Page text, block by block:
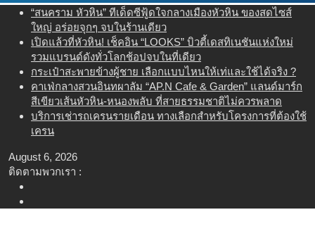
content
“สนคราม หัวหิน” ทีเด็ดซีฟู้ดใจกลางเมืองหัวหิน ของสดไซส์
ใหญ่ อร่อยจุกๆ จบในร้านเดียว
เปิดแล้วที่หัวหิน! เช็คอิน “LOOKS” บิวตี้เดสทิเนชันแห่งใหม่
รวมแบรนด์ดังทั่วโลกช้อปจบในที่เดียว
กระเป๋าสะพายข้างผู้ชาย เลือกแบบไหนให้เท่และใช้ได้จริง ?
คาเฟ่กลางสวนอินทผาลัม “AP.N Cafe & Garden” แลนด์มาร์ก
สีเขียวเส้นหัวหิน-หนองพลับ ที่สายธรรมชาติไม่ควรพลาด
บริการเช่ารถเครนรายเดือน ทางเลือกสำหรับโครงการที่ต้องใช้
เครน
August 6, 2026
ติดตามพวกเรา :